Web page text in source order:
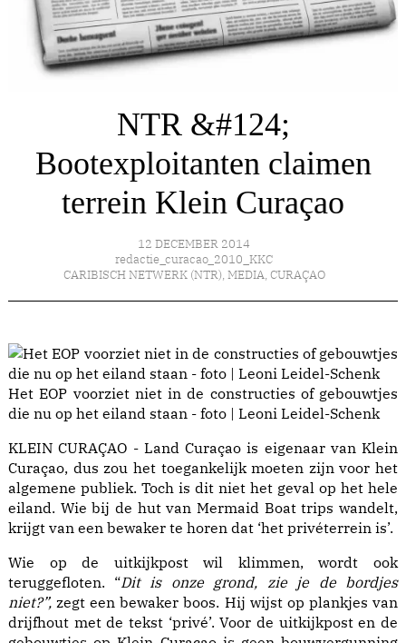
NTR &#124;
Bootexploitanten claimen
terrein Klein Curaçao
12 DECEMBER 2014
redactie_curacao_2010_KKC
CARIBISCH NETWERK (NTR), MEDIA, CURAÇAO
Het EOP voorziet niet in de constructies of gebouwtjes
die nu op het eiland staan - foto | Leoni Leidel-Schenk
KLEIN CURAÇAO - Land Curaçao is eigenaar van Klein
Curaçao, dus zou het toegankelijk moeten zijn voor het
algemene publiek. Toch is dit niet het geval op het hele
eiland. Wie bij de hut van Mermaid Boat trips wandelt,
krijgt van een bewaker te horen dat ‘het privéterrein is’.
Wie op de uitkijkpost wil klimmen, wordt ook
teruggefloten. “Dit is onze grond, zie je de bordjes
niet?”, zegt een bewaker boos. Hij wijst op plankjes van
drijfhout met de tekst ‘privé’. Voor de uitkijkpost en de